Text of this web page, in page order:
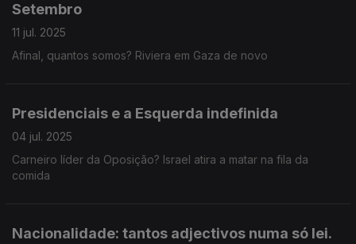
Setembro
11 jul. 2025
Afinal, quantos somos? Riviera em Gaza de novo
Presidenciais e a Esquerda indefinida
04 jul. 2025
Carneiro líder da Oposição? Israel atira a matar na fila da
comida
Nacionalidade: tantos adjectivos numa só lei.